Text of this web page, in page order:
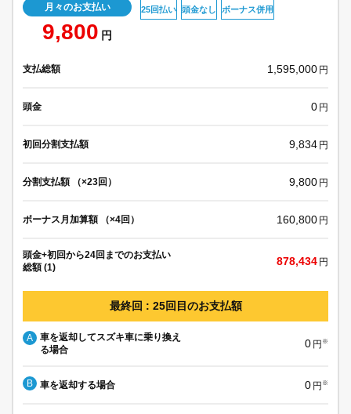
月々のお支払い
9,800 円
25回払い 頭金なし ボーナス併用
支払総額 1,595,000 円
頭金 0 円
初回分割支払額 9,834 円
分割支払額 （×23回） 9,800 円
ボーナス月加算額 （×4回） 160,800 円
頭金+初回から24回までのお支払い
総額 (1)
878,434 円
最終回 : 25回目のお支払額
A
車を返却してスズキ車に乗り換え
る場合
0 円 ※
B 車を返却する場合 0 円 ※